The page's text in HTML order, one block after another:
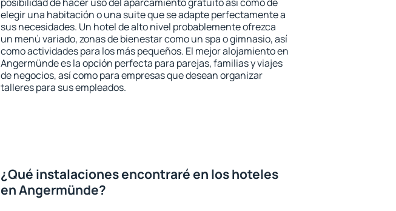
elegir una habitación o una suite que se adapte perfectamente a
sus necesidades. Un hotel de alto nivel probablemente ofrezca
un menú variado, zonas de bienestar como un spa o gimnasio, así
como actividades para los más pequeños. El mejor alojamiento en
Angermünde es la opción perfecta para parejas, familias y viajes
de negocios, así como para empresas que desean organizar
talleres para sus empleados.
¿Qué instalaciones encontraré en los hoteles
en Angermünde?